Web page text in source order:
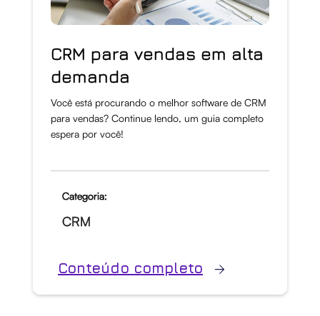
CRM para vendas em alta
demanda
Você está procurando o melhor software de CRM
para vendas? Continue lendo, um guia completo
espera por você!
Categoria:
CRM
Conteúdo completo